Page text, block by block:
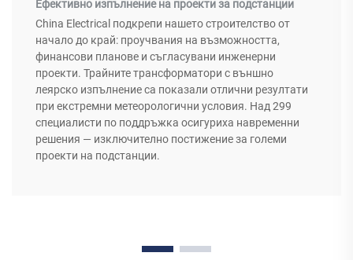
Ефективно изпълнение на проекти за подстанции
China Electrical подкрепи нашето строителство от
начало до край: проучвания на възможността,
финансови планове и съгласувани инженерни
проекти. Трайните трансформатори с външно
леярско изпълнение са показали отлични резултати
при екстремни метеорологични условия. Над 299
специалисти по поддръжка осигуриха навременни
решения — изключително постижение за големи
проекти на подстанции.